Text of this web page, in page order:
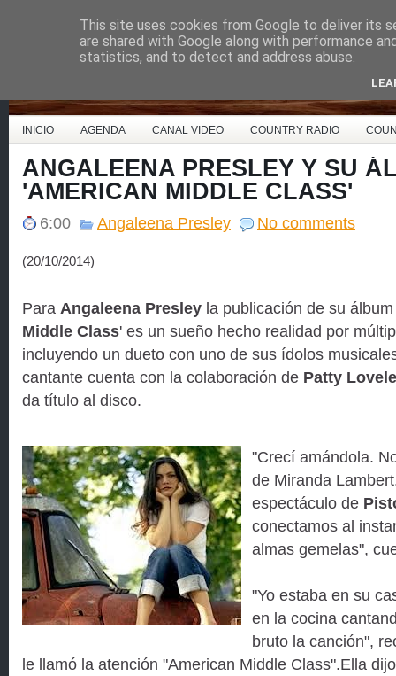
Country Music España
INICIO AGENDA CANAL VIDEO COUNTRY RADIO
ANGALEENA PRESLEY Y SU
'AMERICAN MIDDLE CLASS'
6:00 Angaleena Presley No comments
(20/10/2014)
Para Angaleena Presley la publicación de su
Middle Class' es un sueño hecho realidad por
incluyendo un dueto con uno de sus ídolos
cantante cuenta con la colaboración de Patty
da título al disco.
"Crecí amándola.
de Miranda
espectáculo de
conectamos al
almas gemelas",
"Yo estaba en su
en la cocina
bruto la canción",
le llamó la atención "American Middle Class".Ella
This site uses cookies from Google to deliver its
are shared with Google along with performance
statistics, and to detect and address abuse.